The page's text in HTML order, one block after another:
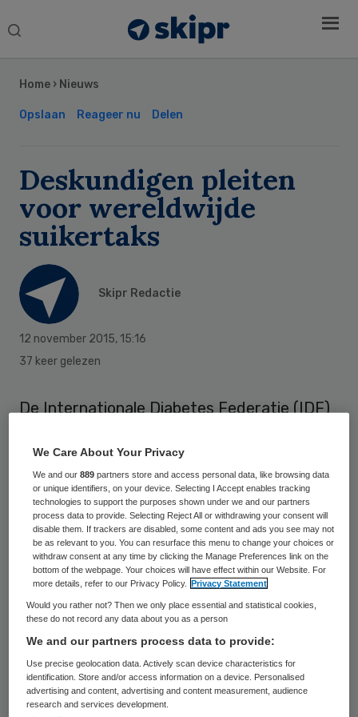
Search
Home › Nieuws
Opslaan Reageer nu Delen
Deskundigen pleiten
voor wereldwijde
suikertaks
Skipr Redactie
12 november 2015, 15:16
37 keer gelezen
De Internationale Diabetes Federatie (IDF)
frisdranken en andere suikerhoudende
dranken. In het bijzonder roept de IDF de
leiders van de twintig grootste economieën
op om obesitas en diabetes op de agenda te
zetten op de G20 die komend weekend in
Turkije wordt gehouden.
De specialisten wijzen erop dat diabetes
meer mensen doodt dan HIV, tbc en malaria
samen. De meeste landen besteden tussen
de vijf en twintig procent van hun
gezondheidsbudget aan de ziekte, zo schat
Sidebar
We Care About Your Privacy
We and our889 partners store and access personal data, like browsing data
or unique identifiers, on your device. Selecting I Accept enables tracking
technologies to support the purposes shown under we and our partners
process data to provide. Selecting Reject All or withdrawing your consent will
disable them. If trackers are disabled, some content and ads you see may not
be as relevant to you. You can resurface this menu to change your choices or
withdraw consent at any time by clicking the Manage Preferences link on the
bottom of the webpage. Your choices will have effect within our Website. For
more details, refer to our Privacy Policy.
Privacy Statement
Would you rather not? Then we only place essential and statistical cookies,
these do not record any data about you as a person
We and our partners process data to provide:
Use precise geolocation data. Actively scan device characteristics for
identification. Store and/or access information on a device. Personalised
advertising and content, advertising and content measurement, audience
research and services development.